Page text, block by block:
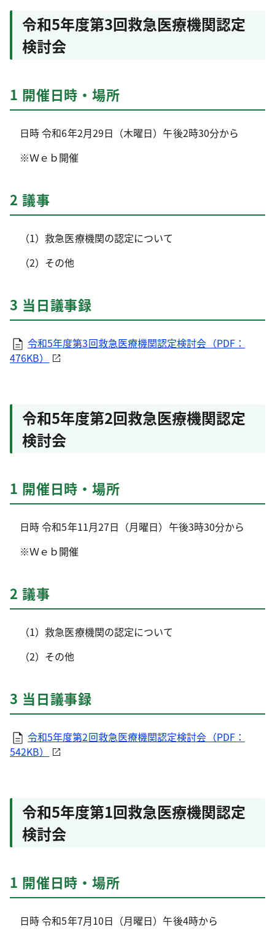
令和5年度第3回救急医療機関認定
検討会
1 開催日時・場所
日時 令和6年2月29日（木曜日）午後2時30分から
※Ｗｅｂ開催
2 議事
（1）救急医療機関の認定について
（2）その他
3 当日議事録
令和5年度第3回救急医療機関認定検討会（PDF：
476KB）
令和5年度第2回救急医療機関認定
検討会
1 開催日時・場所
日時 令和5年11月27日（月曜日）午後3時30分から
※Ｗｅｂ開催
2 議事
（1）救急医療機関の認定について
（2）その他
3 当日議事録
令和5年度第2回救急医療機関認定検討会（PDF：
542KB）
令和5年度第1回救急医療機関認定
検討会
1 開催日時・場所
日時 令和5年7月10日（月曜日）午後4時から